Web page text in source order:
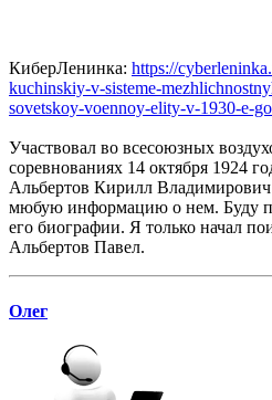
КиберЛенинка: https://
kuchinskiy-v-sisteme-
sovetskoy-voennoy-elity-v-1930-e-
Участвовал во всесоюзных
соревнованиях 14 октября 1924
Альбертов Кирилл
мюбую информацию о нем. Буду
его биографии. Я только начал
Альбертов Павел.
Олег